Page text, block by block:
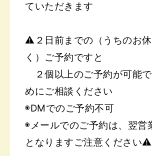
ていただきます
⚠️２日前までの（うちのお
く）ご予約ですと
２個以上のご予約が可能で
めにご相談ください
◉DMでのご予約不可
◉メールでのご予約は、翌営
となりますご注意ください⚠︎